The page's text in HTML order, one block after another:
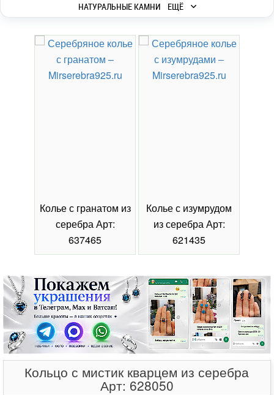
НАТУРАЛЬНЫЕ КАМНИ
ЕЩЁ
Колье с гранатом из
серебра Арт:
637465
Колье с изумрудом
из серебра Арт:
621435
Кольцо с мистик кварцем из серебра
Арт: 628050